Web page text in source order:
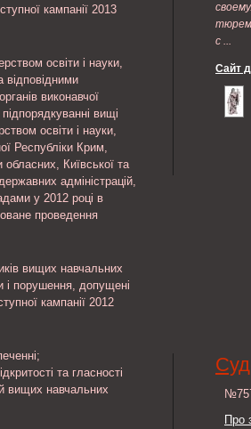
кампанії 2013
освіти і науки,
відповідними
виконавчої
вищі
освіти і науки,
Республіки Крим,
обласних, Київської та
адміністрацій,
у 2012 році в
проведення
вищих навчальних
і порушення, допущені
кампанії 2012
та гласності
вищих навчальних
с ...
Сайт
Про